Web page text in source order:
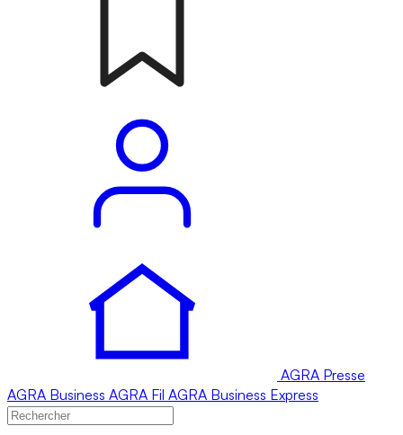
AGRA Presse
AGRA Business AGRA Fil AGRA Business Express